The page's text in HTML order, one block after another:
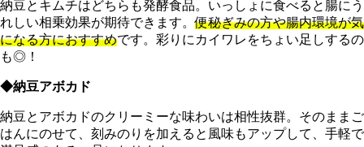
納豆とキムチはどちらも発酵食品。いっしょに食べると腸にう
れしい相乗効果が期待できます。便秘ぎみの方や腸内環境が気
になる方におすすめです。彩りにカイワレをちょい足しするの
も◎！
◆納豆アボカド
納豆とアボカドのクリーミーな味わいは相性抜群。そのままご
はんにのせて、刻みのりを加えると風味もアップして、手軽で